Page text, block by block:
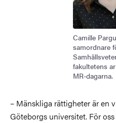
Camille
samordnare
fakultetens
MR-dagarna.
– Mänskliga rättigheter är en
Göteborgs universitet. För